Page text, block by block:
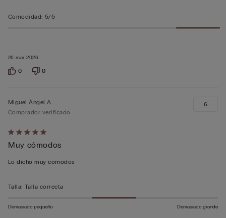
26 mar 2026
Comodidad: 5/5
0 0
Calificación
de
5
5
Miguel Ángel A
Comprador verificado
Muy cómodos
Lo dicho muy cómodos
6
Talla: Talla correcta
Demasiado pequeño Demasiado grande